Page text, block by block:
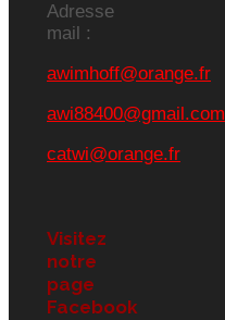
Adresse
mail :
awimhoff@orange.fr
awi88400@gmail.com
catwi@orange.fr
Visitez
notre
page
Facebook